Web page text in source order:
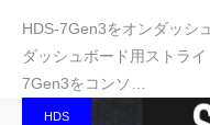
HDS-7Gen3をオンダッシ
ダッシュボード用ストラ
7Gen3をコンソ…
HDS